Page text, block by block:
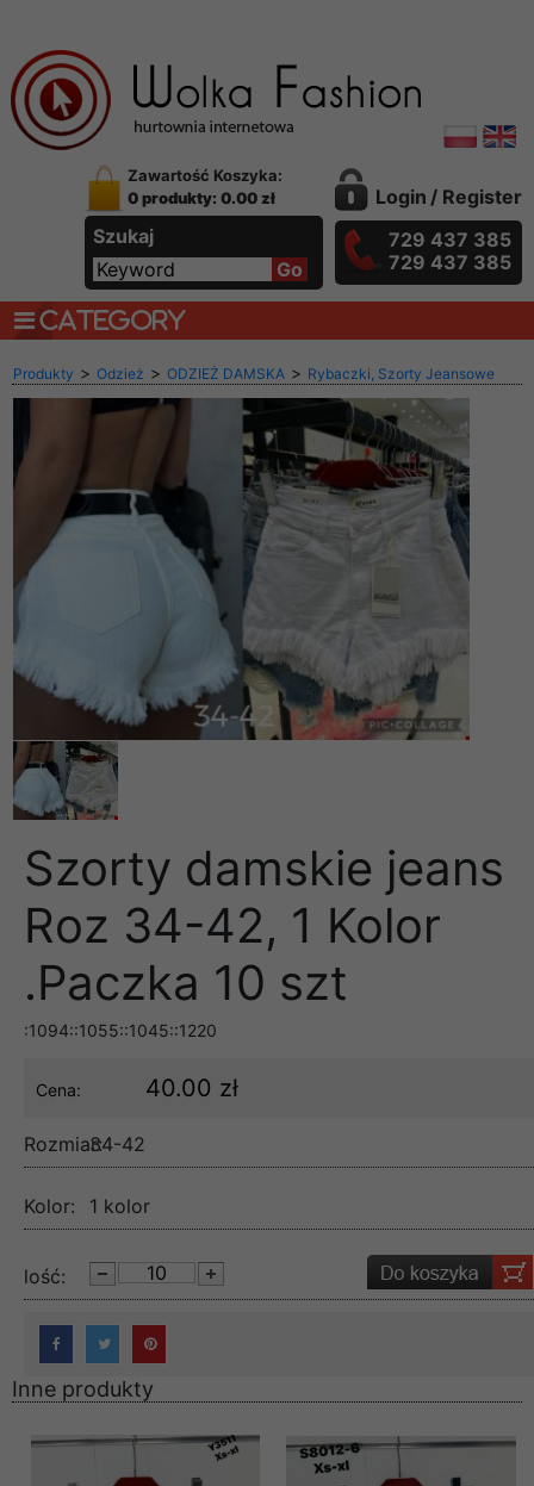
Zawartość Koszyka:
0 produkty: 0.00 zł
Szukaj
Login / Register
729 437 385
729 437 385
CATEGORY
Produkty > Odzież > ODZIEŻ DAMSKA > Rybaczki, Szorty Jeansowe
Szorty damskie jeans
Roz 34-42, 1 Kolor
.Paczka 10 szt
:1094::1055::1045::1220
Cena: 40.00 zł
Rozmiar:34-42
Kolor: 1 kolor
lość:
Inne produkty